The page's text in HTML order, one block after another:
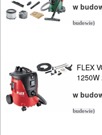
zszywacze
nasadek
MULTIEVO
B&D
w
budowie)
FLEX
1250W
w
budowie)